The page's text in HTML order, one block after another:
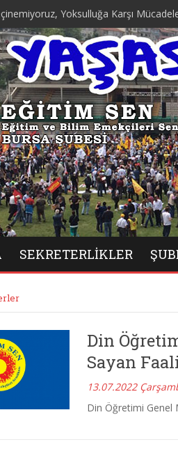
Yoksulluğa Karşı Mücadelede
SEKRETERLIKLER
Din
Sayan
13.07.2022
Din Öğretimi Genel